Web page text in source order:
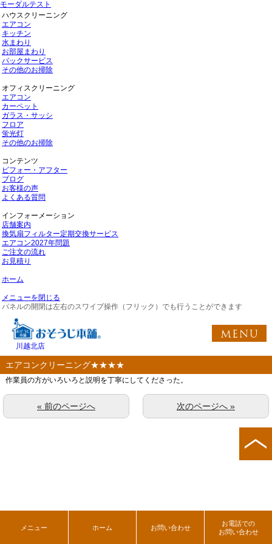
モーダルテスト
ハウスクリーニング
エアコン
キッチン
水まわり
お部屋まわり
パックサービス
その他のお掃除
オフィスクリーニング
エアコン
カーペット
ガラス・サッシ
フロア
蛍光灯
その他のお掃除
コンテンツ
ビフォー・アフター
ブログ
お客様の声
よくある質問
インフォーメーション
店舗案内
換気扇フィルター定期交換サービス
エアコン2027年問題
ご注文の流れ
お見積り
ホーム
メニューを閉じる
パネルの開閉は左右のスワイプ操作（フリック）でも行うことができます
川越北店
エアコンクリーニング★★★★
作業員の方がいろいろと説明を丁寧にしてくださった。
次のページへ »
« 前のページへ
メニュー ホーム お問い合わせ
お電話での
お問い合わせ